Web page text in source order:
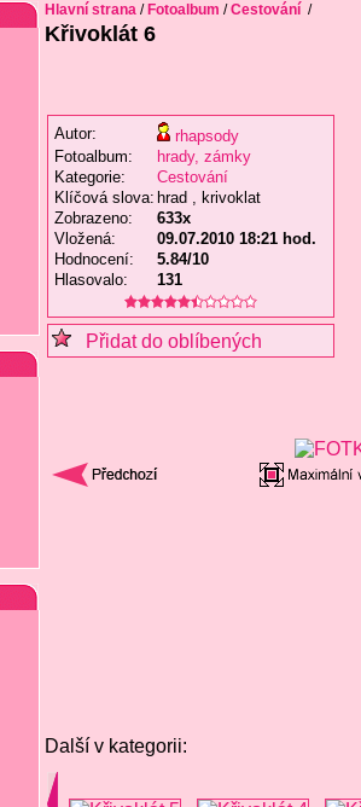
Hlavní strana / Fotoalbum /Cestování /
Křivoklát 6
Autor:
rhapsody
Fotoalbum:
hrady, zámky
Kategorie:
Cestování
Klíčová slova: hrad , krivoklat
Zobrazeno:
633x
Vložená:
09.07.2010 18:21 hod.
Hodnocení:
5.84/10
Hlasovalo:
131
Přidat do oblíbených
Další v kategorii: